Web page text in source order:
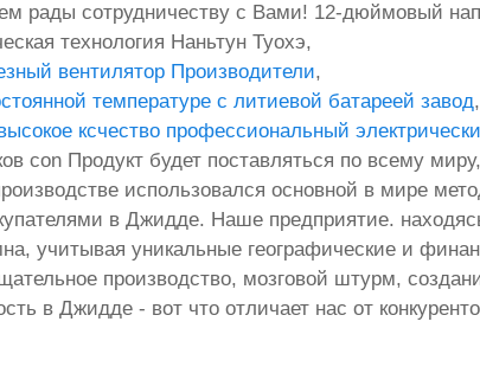
рады сотрудничеству с Вами! 12-дюймовый
технология Наньтун Туохэ,
вентилятор Производители,
температуре с литиевой батареей завод,
ксчество профессиональный
Продукт будет поставляться по всему
использовался основной в мире
в Джидде. Наше предприятие.
учитывая уникальные географические и
производство, мозговой штурм,
в Джидде - вот что отличает нас от